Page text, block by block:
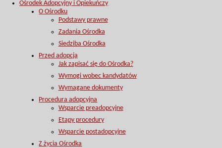
Ośrodek Adopcyjny i Opiekuńczy
O Ośrodku
Podstawy prawne
Zadania Ośrodka
Siedziba Ośrodka
Przed adopcją
Jak zapisać się do Ośrodka?
Wymogi wobec kandydatów
Wymagane dokumenty
Procedura adopcyjna
Wsparcie preadopcyjne
Etapy procedury
Wsparcie postadopcyjne
Z życia Ośrodka